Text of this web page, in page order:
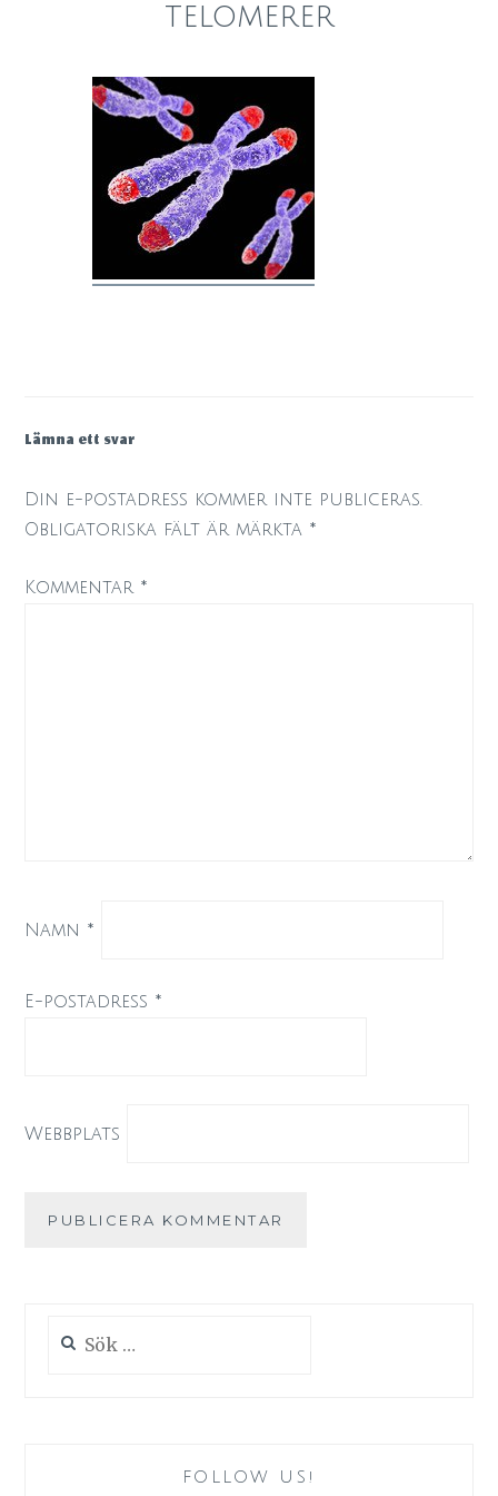
telomerer
Lämna ett svar
Din e-postadress kommer inte publiceras.
Obligatoriska fält är märkta *
Kommentar *
Namn *
E-postadress *
Webbplats
efter:
FOLLOW US!